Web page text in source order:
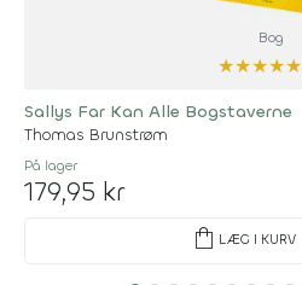
Bog
★★★★★
Sallys Far Kan Alle Bogstaverne
Thomas Brunstrøm
På lager
179,95 kr
shopping_bag LÆG I KURV